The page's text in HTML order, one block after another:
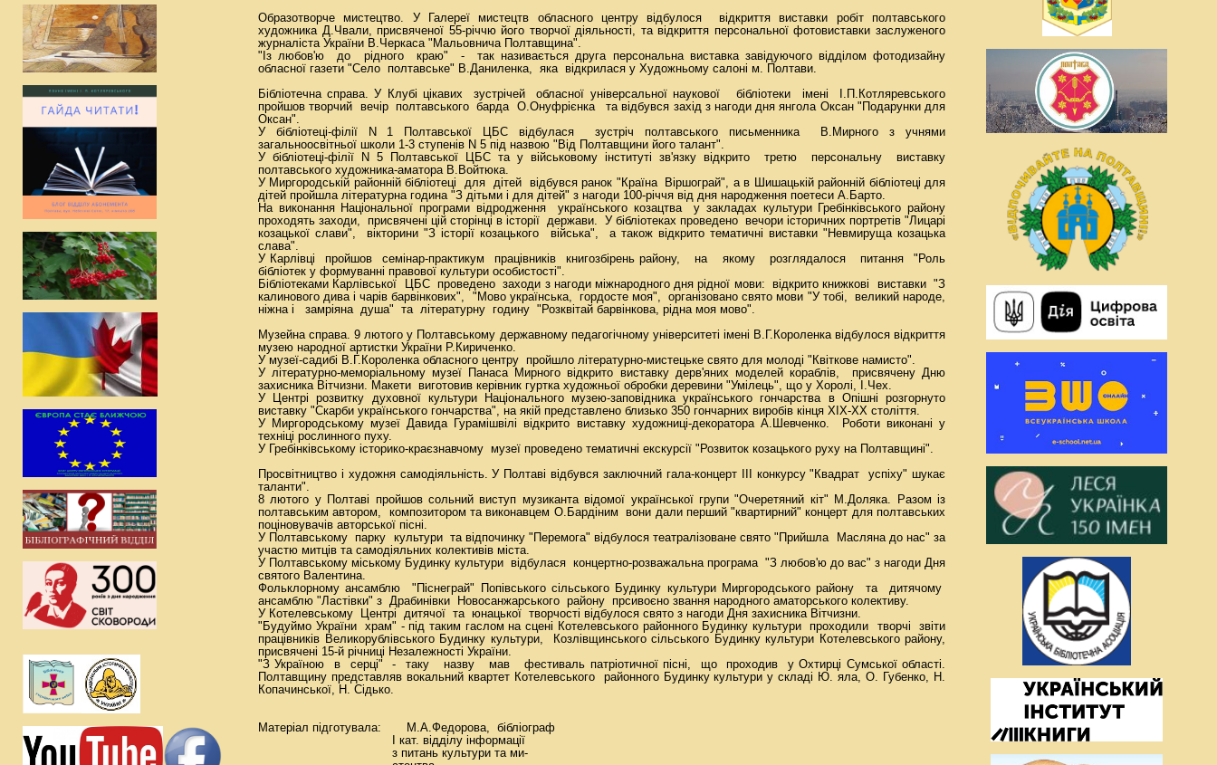
Образотворче мистецтво. У Галереї мистецтв обласного центру відбулося відкриття виставки робіт полтавського
художника Д.Чвали, присвяченої 55-річчю його творчої діяльності, та відкриття персональної фотовиставки заслуженого
журналіста України В.Черкаса "Мальовнича Полтавщина".
"Із любов'ю до рідного краю" - так називається друга персональна виставка завідуючого відділом фотодизайну
обласної газети "Село полтавське" В.Даниленка, яка відкрилася у Художньому салоні м. Полтави.
Бібліотечна справа. У Клубі цікавих зустрічей обласної універсальної наукової бібліотеки імені І.П.Котляревського
пройшов творчий вечір полтавського барда О.Онуфрієнка та відбувся захід з нагоди дня янгола Оксан "Подарунки для
Оксан".
У бібліотеці-філії N 1 Полтавської ЦБС відбулася зустріч полтавського письменника В.Мирного з учнями
загальноосвітньої школи 1-3 ступенів N 5 під назвою "Від Полтавщини його талант".
У бібліотеці-філії N 5 Полтавської ЦБС та у військовому інституті зв'язку відкрито третю персональну виставку
полтавського художника-аматора В.Войтюка.
У Миргородській районній бібліотеці для дітей відбувся ранок "Країна Віршограй", а в Шишацькій районній бібліотеці для
дітей пройшла літературна година "З дітьми і для дітей" з нагоди 100-річчя від дня народження поетеси А.Барто.
На виконання Національної програми відродження українського козацтва у закладах культури Гребінківського району
проходять заходи, присвячені цій сторінці в історії держави. У бібліотеках проведено вечори історичних портретів "Лицарі
козацької слави", вікторини "З історії козацького війська", а також відкрито тематичні виставки "Невмируща козацька
слава".
У Карлівці пройшов семінар-практикум працівників книгозбірень району, на якому розглядалося питання "Роль
бібліотек у формуванні правової культури особистості".
Бібліотеками Карлівської ЦБС проведено заходи з нагоди міжнародного дня рідної мови: відкрито книжкові виставки "З
калинового дива і чарів барвінкових", "Мово українська, гордосте моя", організовано свято мови "У тобі, великий народе,
ніжна і замріяна душа" та літературну годину "Розквітай барвінкова, рідна моя мово".
Музейна справа. 9 лютого у Полтавському державному педагогічному університеті імені В.Г.Короленка відбулося відкриття
музею народної артистки України Р.Кириченко.
У музеї-садибі В.Г.Короленка обласного центру пройшло літературно-мистецьке свято для молоді "Квіткове намисто".
У літературно-меморіальному музеї Панаса Мирного відкрито виставку дерв'яних моделей кораблів, присвячену Дню
захисника Вітчизни. Макети виготовив керівник гуртка художньої обробки деревини "Умілець", що у Хоролі, І.Чех.
У Центрі розвитку духовної культури Національного музею-заповідника українського гончарства в Опішні розгорнуто
виставку "Скарби українського гончарства", на якій представлено близько 350 гончарних виробів кінця ХІХ-ХХ століття.
У Миргородському музеї Давида Гурамішвілі відкрито виставку художниці-декоратора А.Шевченко. Роботи виконані у
техніці рослинного пуху.
У Гребінківському історико-краєзнавчому музеї проведено тематичні екскурсії "Розвиток козацького руху на Полтавщині".
Просвітництво і художня самодіяльність. У Полтаві відбувся заключний гала-концерт ІІІ конкурсу "Квадрат успіху" шукає
таланти".
8 лютого у Полтаві пройшов сольний виступ музиканта відомої української групи "Очеретяний кіт" М.Доляка. Разом із
полтавським автором, композитором та виконавцем О.Бардіним вони дали перший "квартирний" концерт для полтавських
поціновувачів авторської пісні.
У Полтавському парку культури та відпочинку "Перемога" відбулося театралізоване свято "Прийшла Масляна до нас" за
участю митців та самодіяльних колективів міста.
У Полтавському міському Будинку культури відбулася концертно-розважальна програма "З любов'ю до вас" з нагоди Дня
святого Валентина.
Фольклорному ансамблю "Піснеграй" Попівського сільського Будинку культури Миргородського району та дитячому
ансамблю "Ластівки" з Драбинівки Новосанжарського району прсивоєно звання народного аматорського колективу.
У Котелевському Центрі дитячої та юнацької творчості відбулося свято з нагоди Дня захисника Вітчизни.
"Будуймо України храм" - під таким гаслом на сцені Котелевського районного Будинку культури проходили творчі звіти
працівників Великорублівського Будинку культури, Козлівщинського сільського Будинку культури Котелевського району,
присвячені 15-й річниці Незалежності України.
"З Україною в серці" - таку назву мав фестиваль патріотичної пісні, що проходив у Охтирці Сумської області.
Полтавщину представляв вокальний квартет Котелевського районного Будинку культури у складі Ю. яла, О. Губенко, Н.
Копачинської, Н. Сідько.
Матеріал підготувала: М.А.Федорова, бібліограф
І кат. відділу інформації
з питань культури та ми-